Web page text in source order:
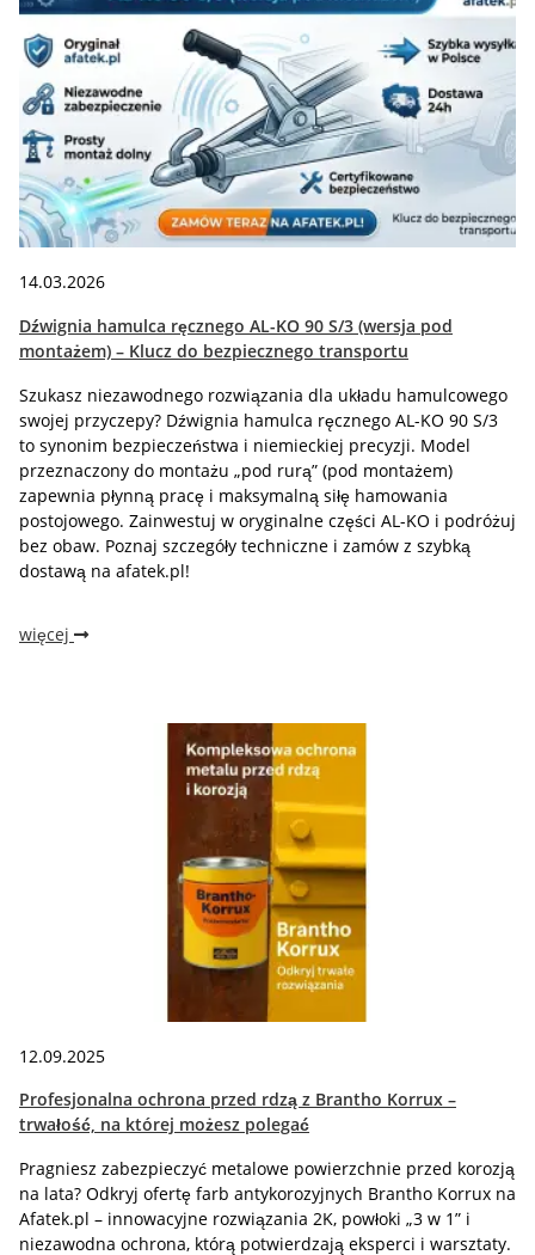
14.03.2026
Dźwignia hamulca ręcznego AL-KO 90 S/3 (wersja pod
montażem) – Klucz do bezpiecznego transportu
Szukasz niezawodnego rozwiązania dla układu hamulcowego
swojej przyczepy? Dźwignia hamulca ręcznego AL-KO 90 S/3
to synonim bezpieczeństwa i niemieckiej precyzji. Model
przeznaczony do montażu „pod rurą” (pod montażem)
zapewnia płynną pracę i maksymalną siłę hamowania
postojowego. Zainwestuj w oryginalne części AL-KO i podróżuj
bez obaw. Poznaj szczegóły techniczne i zamów z szybką
dostawą na afatek.pl!
więcej
12.09.2025
Profesjonalna ochrona przed rdzą z Brantho Korrux –
trwałość, na której możesz polegać
Pragniesz zabezpieczyć metalowe powierzchnie przed korozją
na lata? Odkryj ofertę farb antykorozyjnych Brantho Korrux na
Afatek.pl – innowacyjne rozwiązania 2K, powłoki „3 w 1” i
niezawodna ochrona, którą potwierdzają eksperci i warsztaty.